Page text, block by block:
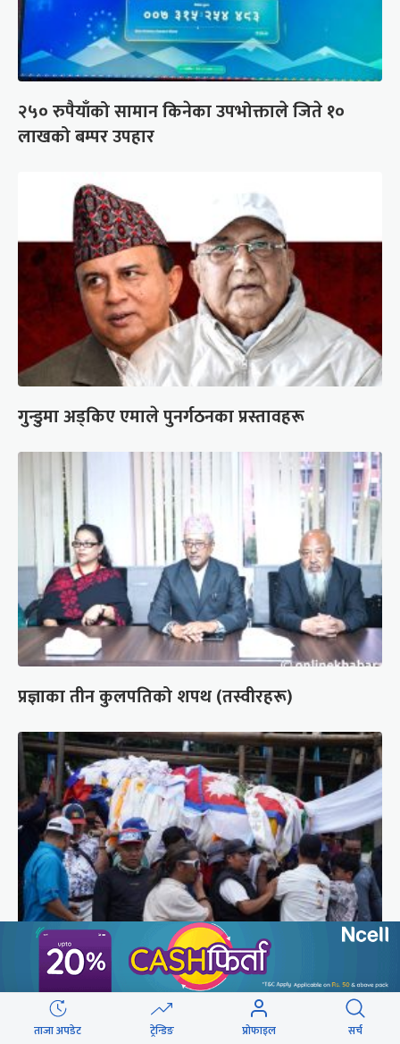
२५० रुपैयाँको सामान किनेका उपभोक्ताले जिते १०
लाखको बम्पर उपहार
गुन्डुमा अड्किए एमाले पुनर्गठनका प्रस्तावहरू
प्रज्ञाका तीन कुलपतिको शपथ (तस्वीरहरू)
पर्वतारोही पुरबहादुर गुरुङको अन्त्येष्टि (तस्वीरहरू)
ताजा अपडेट ट्रेन्डिङ प्रोफाइल सर्च